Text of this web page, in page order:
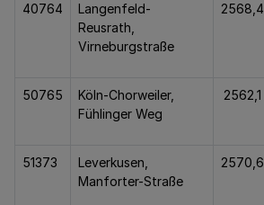
40764
Langenfeld-
Reusrath,
Virneburgstraße
2568,4
50765
Köln-Chorweiler,
Fühlinger Weg
2562,1
51373
Leverkusen,
Manforter-Straße
2570,6